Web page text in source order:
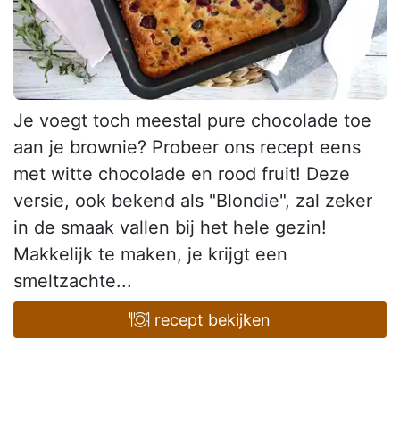
Je voegt toch meestal pure chocolade toe
aan je brownie? Probeer ons recept eens
met witte chocolade en rood fruit! Deze
versie, ook bekend als "Blondie", zal zeker
in de smaak vallen bij het hele gezin!
Makkelijk te maken, je krijgt een
smeltzachte...
recept bekijken